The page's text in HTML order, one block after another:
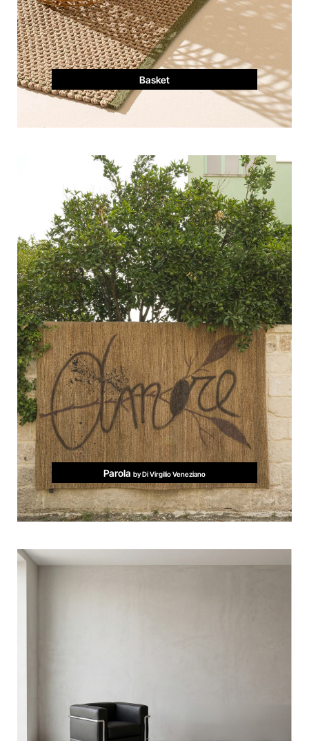
Basket
Parola by Di Virgilio Veneziano